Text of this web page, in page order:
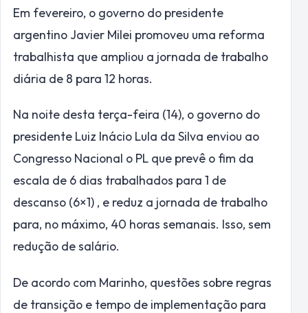
Em fevereiro, o governo do presidente
argentino Javier Milei promoveu uma reforma
trabalhista que ampliou a jornada de trabalho
diária de 8 para 12 horas.
Na noite desta terça-feira (14), o governo do
presidente Luiz Inácio Lula da Silva enviou ao
Congresso Nacional o PL que prevê o fim da
escala de 6 dias trabalhados para 1 de
descanso (6×1) , e reduz a jornada de trabalho
para, no máximo, 40 horas semanais. Isso, sem
redução de salário.
De acordo com Marinho, questões sobre regras
de transição e tempo de implementação para